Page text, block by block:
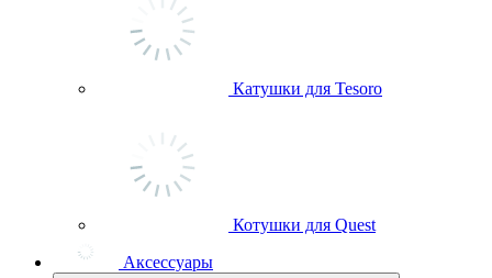
Катушки для Tesoro
Котушки для Quest
Аксессуары